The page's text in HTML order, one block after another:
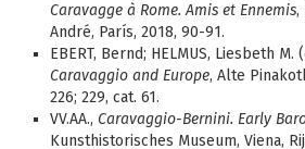
Caravagge à Rome. Amis et Ennemis,
André, París, 2018, 90-91.
EBERT, Bernd; HELMUS, Liesbeth M.
Caravaggio and Europe, Alte
226; 229, cat. 61.
VV.AA., Caravaggio-Bernini. Early
Kunsthistorisches Museum, Viena,